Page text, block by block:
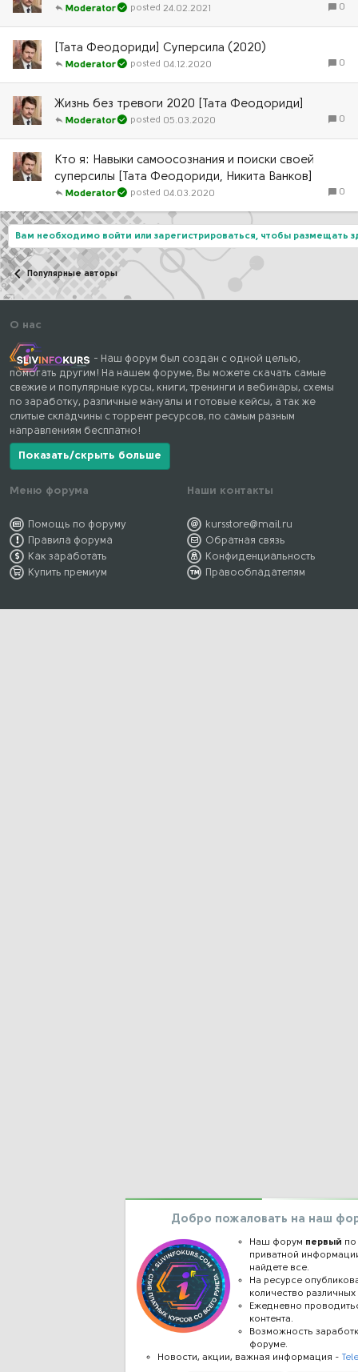
0
24.02.2021
Moderator
[Тата Феодориди] Суперсила (2020)
0
04.12.2020
Moderator
Жизнь без тревоги 2020 [Тата Феодориди]
0
05.03.2020
Moderator
Кто я: Навыки самоосознания и поиски своей
суперсилы [Тата Феодориди, Никита Ванков]
0
04.03.2020
Moderator
Вам необходимо войти или зарегистрироваться, чтобы размещать
Популярные авторы
О нас
- Наш форум был создан с одной целью,
помогать другим! На нашем форуме, Вы можете скачать самые
свежие и популярные курсы, книги, тренинги и вебинары, схемы
по заработку, различные мануалы и готовые кейсы, а так же
слитые складчины с торрент ресурсов, по самым разным
направлениям бесплатно!
Показать/скрыть больше
Меню форума
Помощь по форуму
Правила форума
Как заработать
Купить премиум
Наши контакты
kursstore@mail.ru
Обратная связь
Конфиденциальность
Правообладателям
Добро пожаловать на наш
Наш форум первый
приватной
найдете все.
На ресурсе
количество различных
Ежедневно
контента.
Возможность
форуме.
Новости, акции, важная информация -